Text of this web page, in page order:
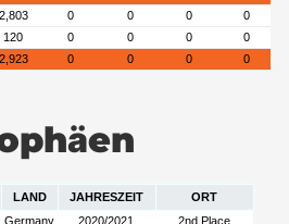
2,803 0 0 0
0
120 0 0 0
0
2,923 0 0 0 0
LAND JAHRESZEIT
ORT
Germany 2020/2021
2nd Place